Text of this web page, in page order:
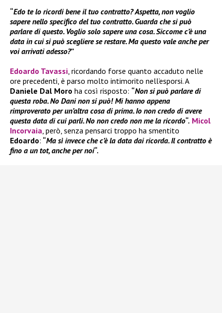
“Edo te lo ricordi bene il tuo contratto? Aspetta, non voglio
sapere nello specifico del tuo contratto. Guarda che si può
parlare di questo. Voglio solo sapere una cosa. Siccome c’è una
data in cui si può scegliere se restare. Ma questo vale anche per
voi arrivati adesso?”
Edoardo Tavassi, ricordando forse quanto accaduto nelle
ore precedenti, è parso molto intimorito nell’esporsi. A
Daniele Dal Moro ha così risposto: “Non si può parlare di
questa roba. No Dani non si può! Mi hanno appena
rimproverato per un’altra cosa di prima. Io non credo di avere
questa data di cui parli. No non credo non me la ricordo“. Micol
Incorvaia, però, senza pensarci troppo ha smentito
Edoardo: “Ma sì invece che c’è la data dai ricorda. Il contratto è
fino a un tot, anche per noi“.